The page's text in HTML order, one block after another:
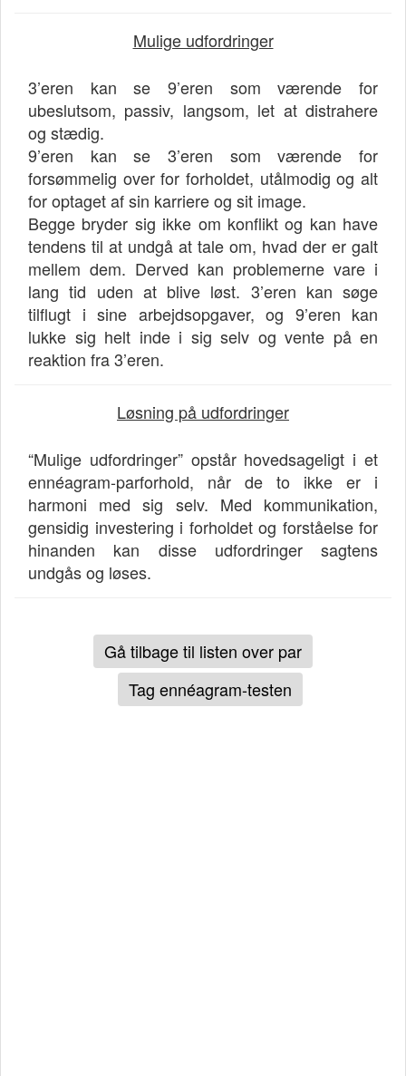
Mulige udfordringer
3’eren kan se 9’eren som værende for
ubeslutsom, passiv, langsom, let at distrahere
og stædig.
9’eren kan se 3’eren som værende for
forsømmelig over for forholdet, utålmodig og alt
for optaget af sin karriere og sit image.
Begge bryder sig ikke om konflikt og kan have
tendens til at undgå at tale om, hvad der er galt
mellem dem. Derved kan problemerne vare i
lang tid uden at blive løst. 3’eren kan søge
tilflugt i sine arbejdsopgaver, og 9’eren kan
lukke sig helt inde i sig selv og vente på en
reaktion fra 3’eren.
Løsning på udfordringer
“Mulige udfordringer” opstår hovedsageligt i et
ennéagram-parforhold, når de to ikke er i
harmoni med sig selv. Med kommunikation,
gensidig investering i forholdet og forståelse for
hinanden kan disse udfordringer sagtens
undgås og løses.
Gå tilbage til listen over par
Tag ennéagram-testen